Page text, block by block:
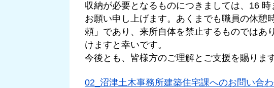
収納が必要となるものにつきましては、16
お願い申し上げます。あくまでも職員の休憩
頼」であり、来所自体を禁止するものではあ
けますと幸いです。
今後とも、皆様方のご理解とご支援を賜りま
02_沼津土木事務所建築住宅課へのお問い合